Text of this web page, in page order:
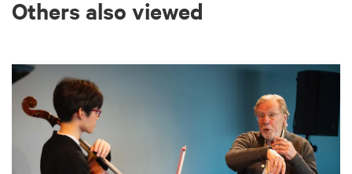
Others also viewed